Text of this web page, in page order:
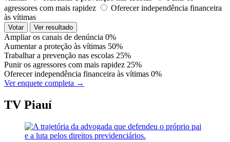
agressores com mais rapidez
Oferecer independência financeira
às vítimas
Votar Ver resultado
Ampliar os canais de denúncia 0%
Aumentar a proteção às vítimas 50%
Trabalhar a prevenção nas escolas 25%
Punir os agressores com mais rapidez 25%
Oferecer independência financeira às vítimas 0%
Ver enquete completa →
TV Piauí